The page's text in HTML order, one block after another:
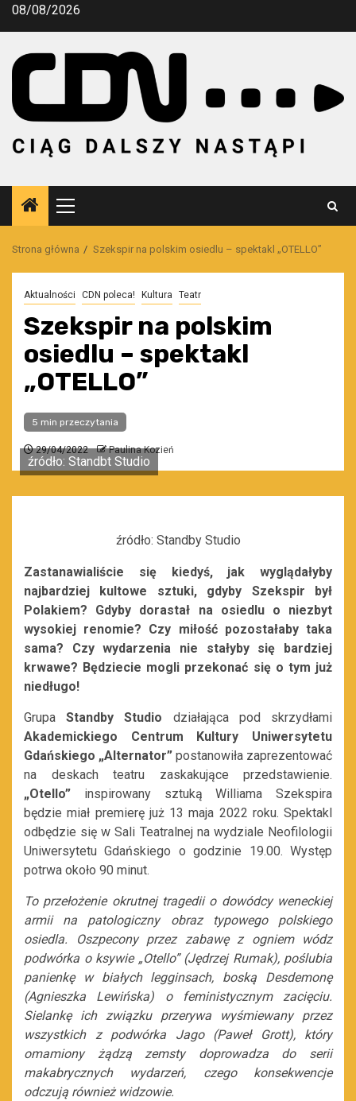
Przejdź
08/08/2026
Menu
główne
Strona główna Szekspir na polskim osiedlu – spektakl „OTELLO”
Aktualności CDN poleca! Kultura Teatr
Szekspir na polskim
osiedlu – spektakl
„OTELLO”
5 min przeczytania
29/04/2022 Paulina Kozień
źródło: Standbt Studio
źródło: Standby Studio
Zastanawialiście się kiedyś, jak wyglądałyby
najbardziej kultowe sztuki, gdyby Szekspir był
Polakiem? Gdyby dorastał na osiedlu o niezbyt
wysokiej renomie? Czy miłość pozostałaby taka
sama? Czy wydarzenia nie stałyby się bardziej
krwawe? Będziecie mogli przekonać się o tym już
niedługo!
GrupaStandby Studio działająca pod skrzydłami
Akademickiego Centrum Kultury Uniwersytetu
Gdańskiego „Alternator” postanowiła zaprezentować
na deskach teatru zaskakujące przedstawienie.
„Otello” inspirowany sztuką Williama Szekspira
będzie miał premierę już 13 maja 2022 roku. Spektakl
odbędzie się w Sali Teatralnej na wydziale Neofilologii
Uniwersytetu Gdańskiego o godzinie 19.00. Występ
potrwa około 90 minut.
To przełożenie okrutnej tragedii o dowódcy weneckiej
armii na patologiczny obraz typowego polskiego
osiedla. Oszpecony przez zabawę z ogniem wódz
podwórka o ksywie „Otello” (Jędrzej Rumak), poślubia
panienkę w białych legginsach, boską Desdemonę
(Agnieszka Lewińska) o feministycznym zacięciu.
Sielankę ich związku przerywa wyśmiewany przez
wszystkich z podwórka Jago (Paweł Grott), który
omamiony żądzą zemsty doprowadza do serii
makabrycznych wydarzeń, czego konsekwencje
odczują również widzowie.